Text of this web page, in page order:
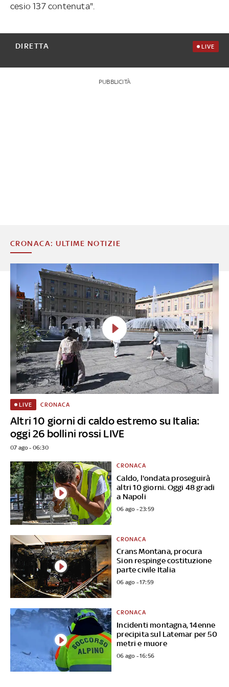
cesio 137 contenuta".
DIRETTA LIVE
PUBBLICITÀ
CRONACA: ULTIME NOTIZIE
Altri 10 giorni di caldo estremo su Italia:
oggi 26 bollini rossi LIVE
LIVE CRONACA
07 ago - 06:30
Caldo, l'ondata proseguirà
altri 10 giorni. Oggi 48 gradi
a Napoli
CRONACA
06 ago - 23:59
Crans Montana, procura
Sion respinge costituzione
parte civile Italia
CRONACA
06 ago - 17:59
Incidenti montagna, 14enne
precipita sul Latemar per 50
metri e muore
CRONACA
06 ago - 16:56